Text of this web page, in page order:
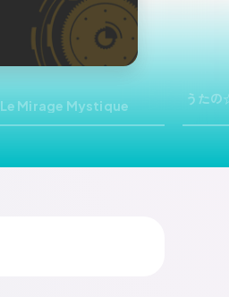
Le Mirage Mystique うた